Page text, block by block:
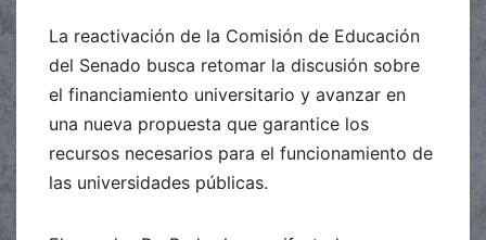
La reactivación de la Comisión de Educación
del Senado busca retomar la discusión sobre
el financiamiento universitario y avanzar en
una nueva propuesta que garantice los
recursos necesarios para el funcionamiento de
las universidades públicas.